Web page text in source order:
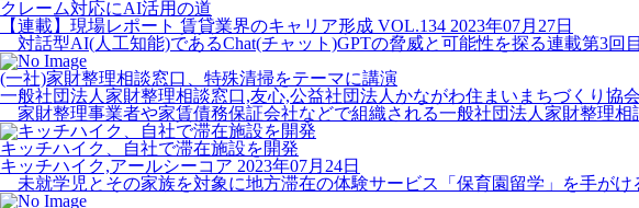
クレーム対応にAI活用の道
【連載】現場レポート 賃貸業界のキャリア形成 VOL.134 2023年07月27日
対話型AI(人工知能)であるChat(チャット)GPTの脅威と可能性を探る連載第3
(一社)家財整理相談窓口、特殊清掃をテーマに講演
一般社団法人家財整理相談窓口,友心,公益社団法人かながわ住まいまちづくり協
家財整理事業者や家賃債務保証会社などで組織される一般社団法人家財整理
キッチハイク、自社で滞在施設を開発
キッチハイク,アールシーコア 2023年07月24日
未就学児とその家族を対象に地方滞在の体験サービス「保育園留学」を手が